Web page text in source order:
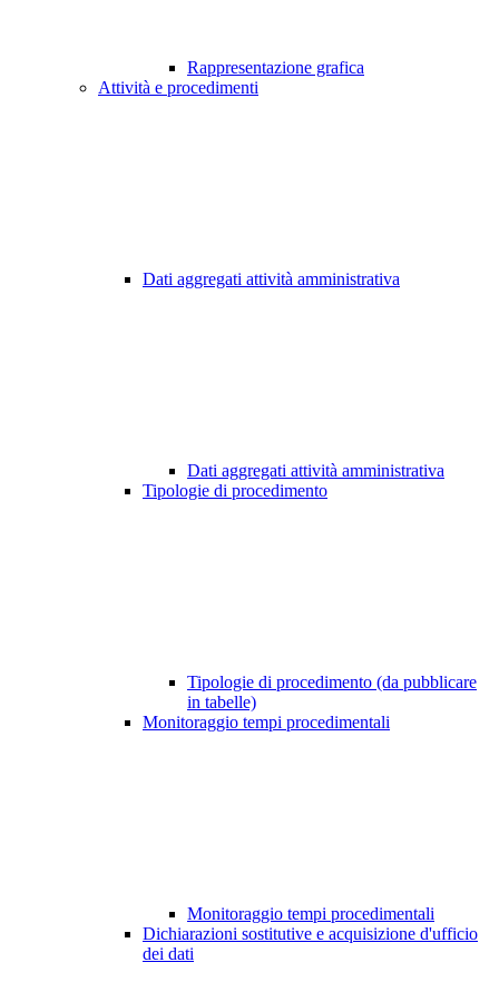
Rappresentazione grafica
Attività e procedimenti
Dati aggregati attività amministrativa
Dati aggregati attività amministrativa
Tipologie di procedimento
Tipologie di procedimento (da pubblicare
in tabelle)
Monitoraggio tempi procedimentali
Monitoraggio tempi procedimentali
Dichiarazioni sostitutive e acquisizione d'ufficio
dei dati